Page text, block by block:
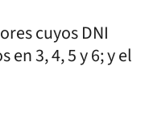
cuyos DNI
3, 4, 5 y 6; y el